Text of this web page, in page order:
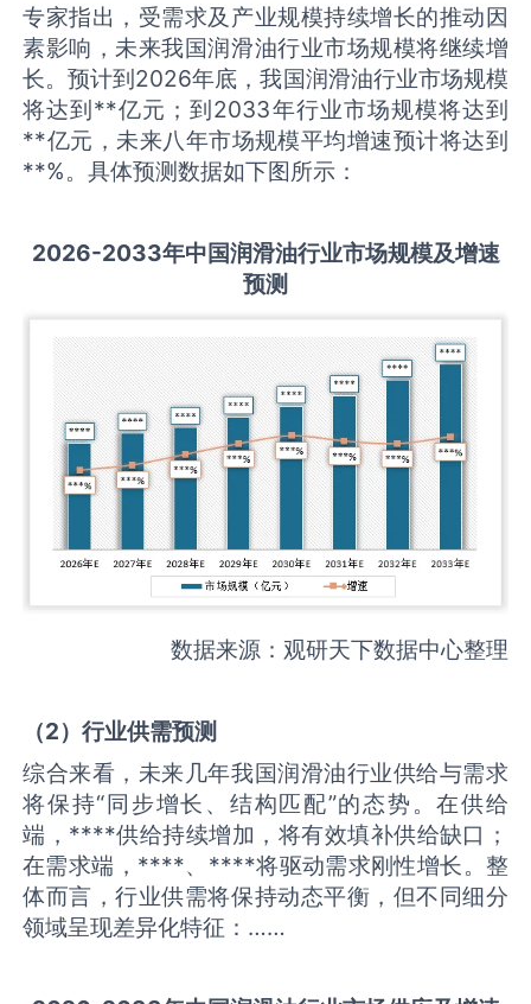
专家指出，受需求及产业规模持续增长的推动因
素影响，未来我国润滑油行业市场规模将继续增
长。预计到2026年底，我国润滑油行业市场规模
将达到**亿元；到2033年行业市场规模将达到
**亿元，未来八年市场规模平均增速预计将达到
**%。具体预测数据如下图所示：
2026-2033年中国润滑油行业市场规模及增速
预测
数据来源：观研天下数据中心整理
（2）行业供需预测
综合来看，未来几年我国润滑油行业供给与需求
将保持“同步增长、结构匹配”的态势。在供给
端，****供给持续增加，将有效填补供给缺口；
在需求端，****、****将驱动需求刚性增长。整
体而言，行业供需将保持动态平衡，但不同细分
领域呈现差异化特征：……